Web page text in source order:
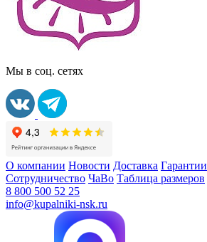
Мы в соц. сетях
О компании Новости Доставка Гарантии
Сотрудничество ЧаВо Таблица размеров
8 800 500 52 25
info@kupalniki-nsk.ru